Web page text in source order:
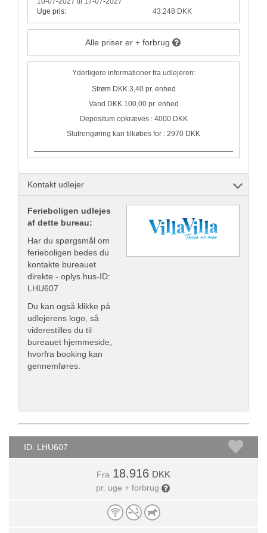
Uge pris:
43.248 DKK
Alle priser er + forbrug
Yderligere informationer fra udlejeren:
Strøm DKK 3,40 pr. enhed
Vand DKK 100,00 pr. enhed
Depositum opkræves : 4000 DKK
Slutrengøring kan tilkøbes for : 2970 DKK
Kontakt udlejer
Ferieboligen udlejes
af dette bureau:
Har du spørgsmål om
ferieboligen bedes du
kontakte bureauet
direkte - oplys hus-ID:
LHU607
Du kan også klikke på
udlejerens logo, så
viderestilles du til
bureauet hjemmeside,
hvorfra booking kan
gennemføres.
ID: LHU607
Fra 18.916 DKK
pr. uge + forbrug